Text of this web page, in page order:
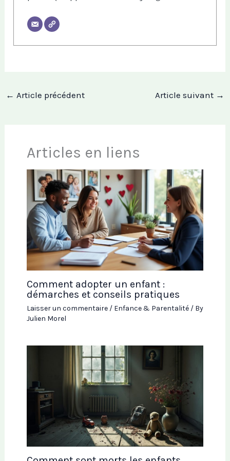
← Article précédent Article suivant →
Articles en liens
Comment adopter un enfant :
démarches et conseils pratiques
Laisser un commentaire / Enfance & Parentalité/ By
Julien Morel